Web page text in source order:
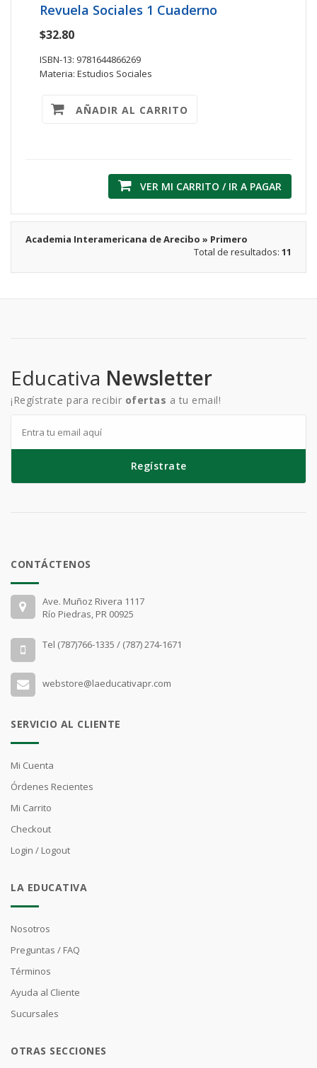
Revuela Sociales 1 Cuaderno
$32.80
ISBN-13: 9781644866269
Materia: Estudios Sociales
AÑADIR AL CARRITO
VER MI CARRITO / IR A PAGAR
Academia Interamericana de Arecibo » Primero
Total de resultados: 11
Educativa Newsletter
¡Regístrate para recibir ofertas a tu email!
Regístrate
CONTÁCTENOS
Ave. Muñoz Rivera 1117
Río Piedras, PR 00925
Tel (787)766-1335 / (787) 274-1671
webstore@laeducativapr.com
SERVICIO AL CLIENTE
Mi Cuenta
Órdenes Recientes
Mi Carrito
Checkout
Login / Logout
LA EDUCATIVA
Nosotros
Preguntas / FAQ
Términos
Ayuda al Cliente
Sucursales
OTRAS SECCIONES